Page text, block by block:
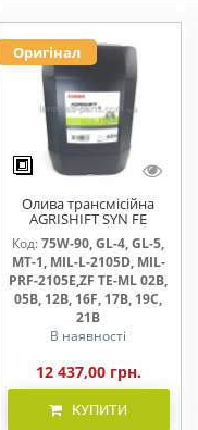
Оригінал
Олива трансмісійна
AGRISHIFT SYN FE
75W90 20л
Код:75W-90, GL-4, GL-5,
MT-1, MIL-L-2105D, MIL-
PRF-2105E,ZF TE-ML 02B,
05B, 12B, 16F, 17B, 19C,
21B
В наявності
12 437,00 грн.
КУПИТИ